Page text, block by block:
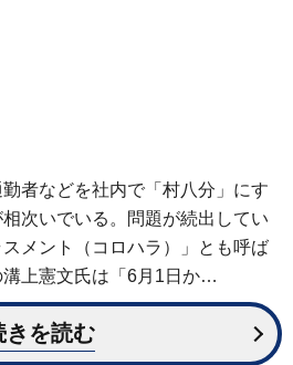
者などを社内で「村八分」にす
次いでいる。問題が続出してい
メント（コロハラ）」とも呼ば
上憲文氏は「6月1日か…
きを読む